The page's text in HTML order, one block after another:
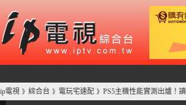
ip電視 》 綜合台 》 電玩宅速配 》 PS5主機性能實測出爐！